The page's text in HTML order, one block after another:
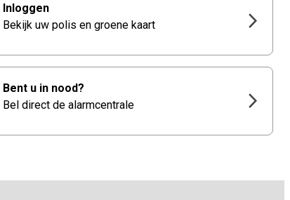
Inloggen
Bekijk uw polis en groene kaart
Bent u in nood?
Bel direct de alarmcentrale